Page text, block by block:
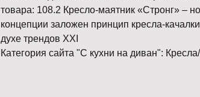
товара: 108.2 Кресло-маятник «Стронг» –
концепции заложен принцип кресла-
духе трендов XXI
Категория сайта "С кухни на диван":